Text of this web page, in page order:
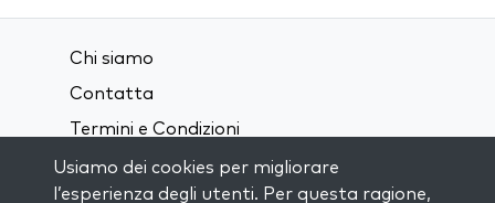
Chi siamo
Contatta
Termini e Condizioni
Privacy Policy
Usiamo dei cookies per migliorare
l’esperienza degli utenti. Per questa ragione,